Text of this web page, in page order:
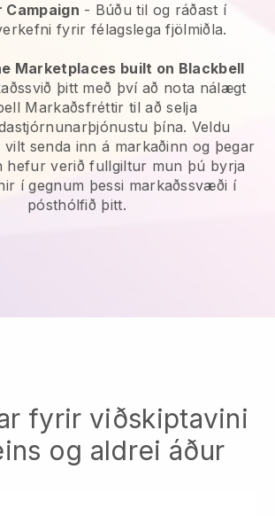
- Búðu til og ráðast í
fyrir félagslega fjölmiðla.
Marketplaces built on Blackbell
þitt með því að nota nálægt
Markaðsfréttir til að selja
þína. Veldu
vilt senda inn á markaðinn og þegar
hefur verið fullgiltur mun þú byrja
í gegnum þessi markaðssvæði í
pósthólfið þitt.
fyrir viðskiptavini
og aldrei áður